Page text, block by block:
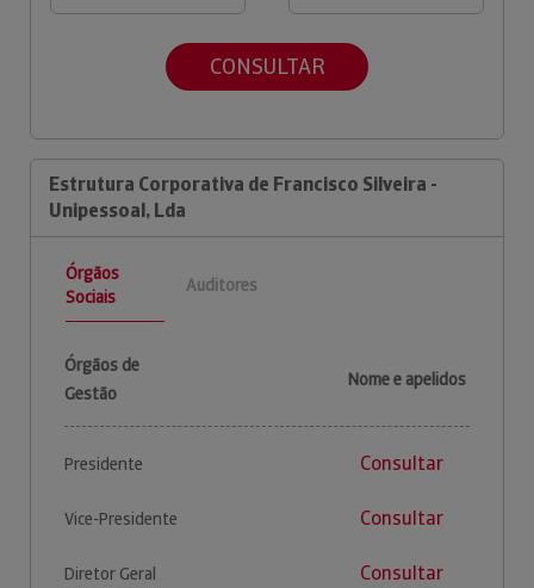
CONSULTAR
Estrutura Corporativa de Francisco Silveira -
Unipessoal, Lda
Órgãos
Sociais
Auditores
Órgãos de
Gestão
Nome e apelidos
Presidente Consultar
Vice-Presidente Consultar
Diretor Geral Consultar